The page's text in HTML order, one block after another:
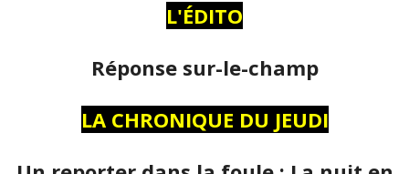
L'ÉDITO
Réponse sur-le-champ
LA CHRONIQUE DU JEUDI